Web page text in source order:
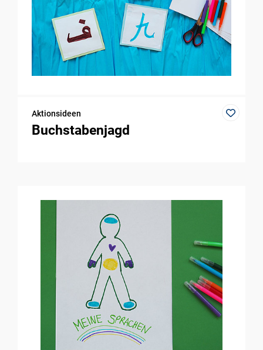
Aktionsideen
Buchstabenjagd